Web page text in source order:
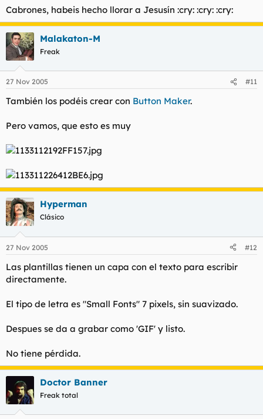
Cabrones, habeis hecho llorar a Jesusín :cry: :cry: :cry:
Malakaton-M
Freak
27 Nov 2005 #11
También los podéis crear con Button Maker.
Pero vamos, que esto es muy
Hyperman
Clásico
27 Nov 2005 #12
Las plantillas tienen un capa con el texto para escribir
directamente.
El tipo de letra es "Small Fonts" 7 pixels, sin suavizado.
Despues se da a grabar como 'GIF' y listo.
No tiene pérdida.
Doctor Banner
Freak total